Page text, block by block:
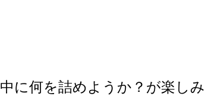
中に何を詰めようか？が楽し